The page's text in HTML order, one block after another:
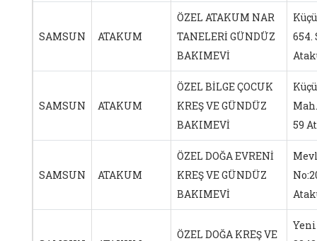
SAMSUN ATAKUM
ÖZEL ATAKUM NAR
TANELERİ GÜNDÜZ
BAKIMEVİ
654.
SAMSUN ATAKUM
ÖZEL BİLGE ÇOCUK
KREŞ VE GÜNDÜZ
BAKIMEVİ
59
SAMSUN ATAKUM
ÖZEL DOĞA EVRENİ
KREŞ VE GÜNDÜZ
BAKIMEVİ
ÖZEL DOĞA KREŞ VE